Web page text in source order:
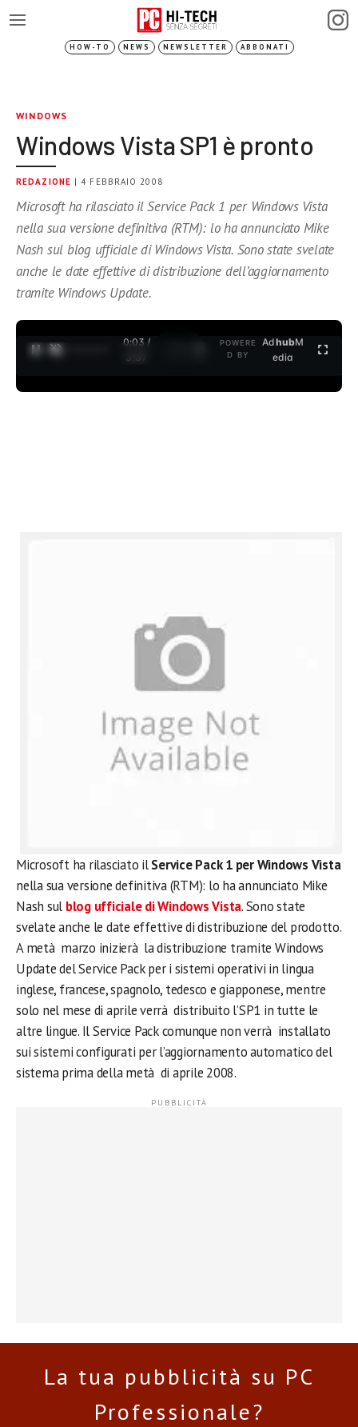
HOW-TO NEWS NEWSLETTER ABBONATI
WINDOWS
Windows Vista SP1 è pronto
REDAZIONE | 4 FEBBRAIO 2008
Microsoft ha rilasciato il Service Pack 1 per Windows Vista
nella sua versione definitiva (RTM): lo ha annunciato Mike
Nash sul blog ufficiale di Windows Vista. Sono state svelate
anche le date effettive di distribuzione dell’aggiornamento
tramite Windows Update.
0:03 /
3:37
POWERE
D BY
AdhubM
edia
Microsoft ha rilasciato ilService Pack 1 per Windows Vista
nella sua versione definitiva (RTM): lo ha annunciato Mike
Nash sul blog ufficiale di Windows Vista. Sono state
svelate anche le date effettive di distribuzione del prodotto.
A metà marzo inizierà la distribuzione tramite Windows
Update del Service Pack per i sistemi operativi in lingua
inglese, francese, spagnolo, tedesco e giapponese, mentre
solo nel mese di aprile verrà distribuito l’SP1 in tutte le
altre lingue. Il Service Pack comunque non verrà installato
sui sistemi configurati per l’aggiornamento automatico del
sistema prima della metà di aprile 2008.
La tua pubblicità su PC
Professionale?